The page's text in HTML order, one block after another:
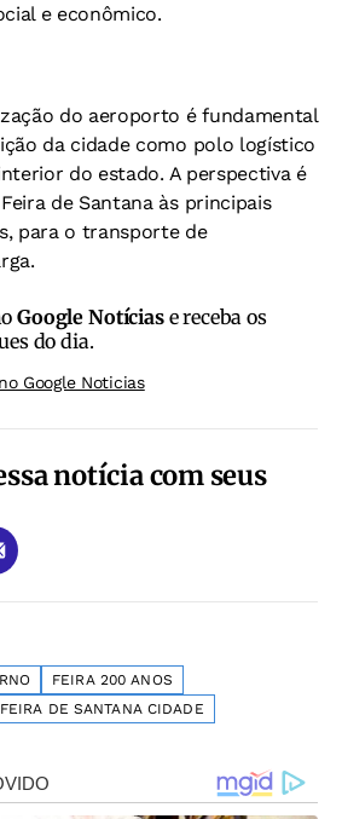
e econômico.
do aeroporto é fundamental
da cidade como polo logístico
do estado. A perspectiva é
de Santana às principais
para o transporte de
Google Notíciase receba os
do dia.
Google Noticias
notícia com seus
FEIRA 200 ANOS
FEIRA DE SANTANA CIDADE